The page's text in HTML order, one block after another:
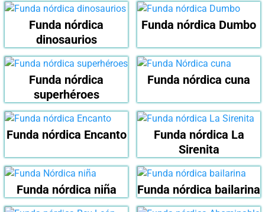
Funda nórdica
dinosaurios
Funda nórdica Dumbo
Funda nórdica
superhéroes
Funda nórdica cuna
Funda nórdica Encanto
Funda nórdica La
Sirenita
Funda nórdica niña Funda nórdica bailarina